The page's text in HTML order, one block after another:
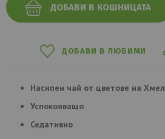
ДОБАВИ В КОШНИЦАТА
ДОБАВИ В ЛЮБИМИ
Насипен чай от цветове на Хмел
Успокояващо
Седативно